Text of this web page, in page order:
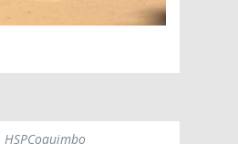
HSPCoquimbo